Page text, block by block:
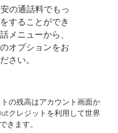
の通話料でもっ
することができ
メニューから、
オプションをお
さい。
の残高はアカウント画面か
クレジットを利用して世界
きます。